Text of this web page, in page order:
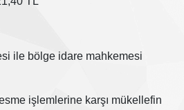
ile bölge idare mahkemesi
işlemlerine karşı mükellefin